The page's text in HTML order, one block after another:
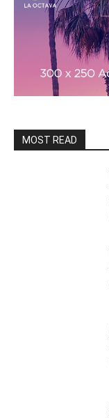
MOST READ